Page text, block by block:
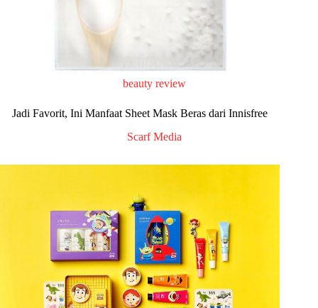
beauty review
Jadi Favorit, Ini Manfaat Sheet Mask Beras dari Innisfree
Scarf Media